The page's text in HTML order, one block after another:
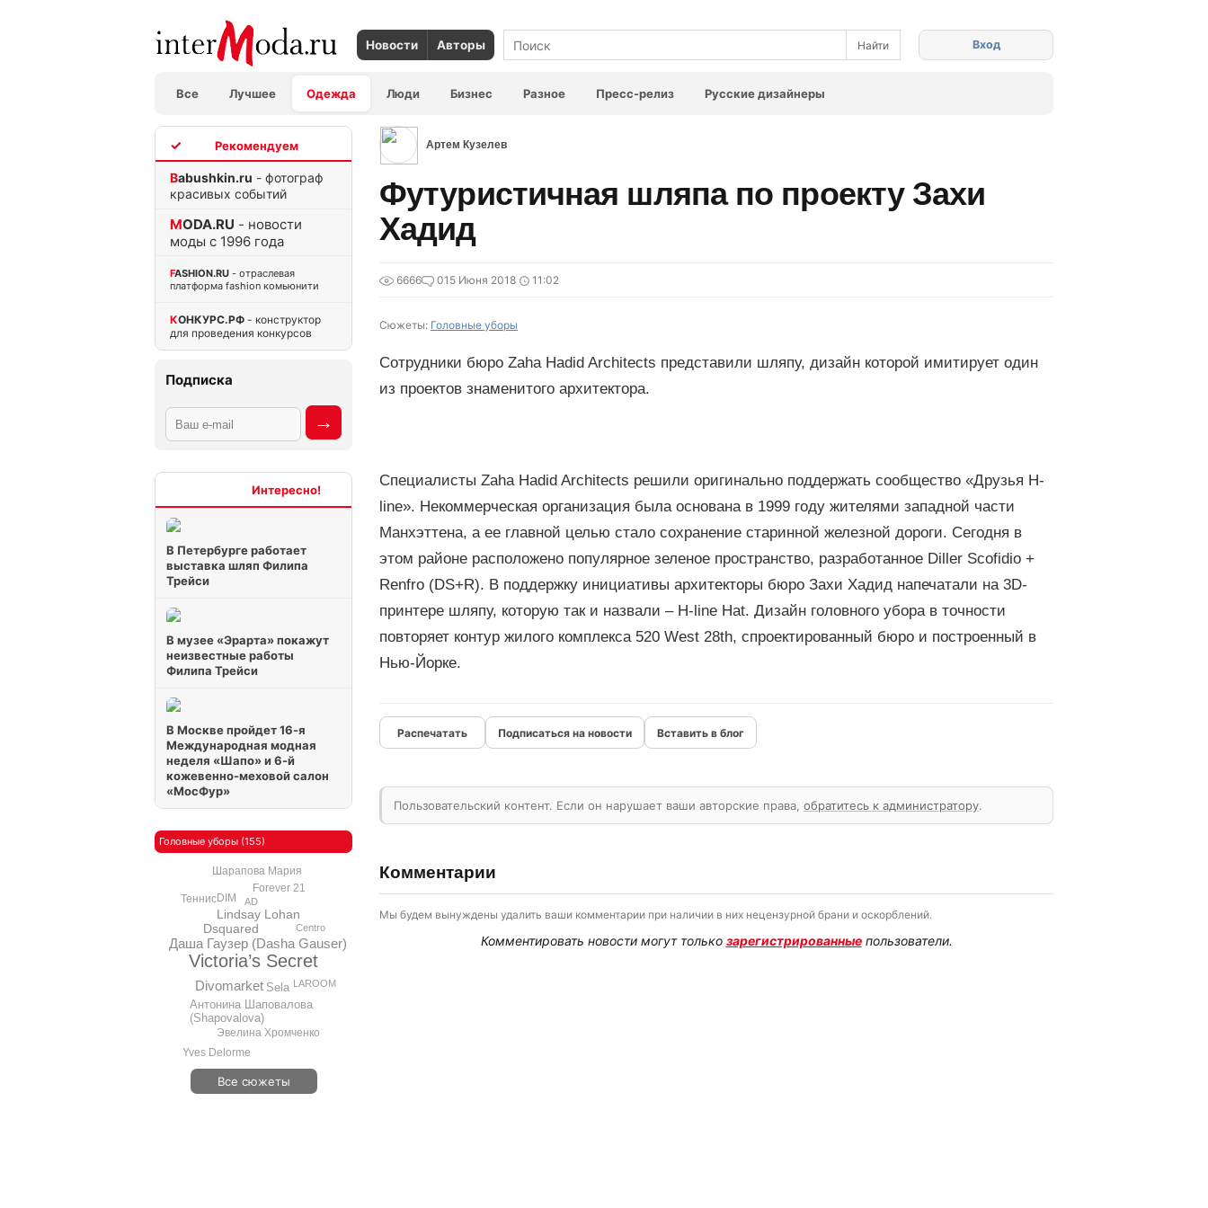
Новости Авторы
Все Лучшее Одежда Люди Бизнес Разное Пресс-релиз Русские дизайнеры
Вход
Babushkin.ru - фотограф
красивых событий
MODA.RU - новости
моды с 1996 года
FASHION.RU - отраслевая
платформа fashion комьюнити
КОНКУРС.РФ - конструктор
для проведения конкурсов
Подписка
В Петербурге работает
выставка шляп Филипа
Трейси
В музее «Эрарта» покажут
неизвестные работы
Филипа Трейси
В Москве пройдет 16-я
Международная модная
неделя «Шапо» и 6-й
кожевенно-меховой салон
«МосФур»
Головные уборы (155)
Victoria’s Secret
Даша Гаузер (Dasha Gauser)
Divomarket
Dsquared
Lindsay Lohan
Sela
Антонина Шаповалова
(Shapovalova)
DIM
Forever 21
Эвелина Хромченко
Шарапова Мария
Теннис
Yves Delorme
AD
Centro
LAROOM
Все сюжеты
Артем Кузелев
Футуристичная шляпа по проекту Захи
Хадид
6666 015 Июня 2018 11:02
Сюжеты: Головные уборы
Сотрудники бюро Zaha Нadid Architects представили шляпу, дизайн которой имитирует один
из проектов знаменитого архитектора.
Специалисты Zaha Нadid Architects решили оригинально поддержать сообщество «Друзья H-
line». Некоммерческая организация была основана в 1999 году жителями западной части
Манхэттена, а ее главной целью стало сохранение старинной железной дороги. Сегодня в
этом районе расположено популярное зеленое пространство, разработанное Diller Scofidio +
Renfro (DS+R). В поддержку инициативы архитекторы бюро Захи Хадид напечатали на 3D-
принтере шляпу, которую так и назвали – H-line Hat. Дизайн головного убора в точности
повторяет контур жилого комплекса 520 West 28th, спроектированный бюро и построенный в
Нью-Йорке.
Подписаться на новости Вставить в блог
Пользовательский контент. Если он нарушает ваши авторские права, обратитесь к администратору.
Комментарии
Мы будем вынуждены удалить ваши комментарии при наличии в них нецензурной брани и оскорблений.
Комментировать новости могут только зарегистрированныепользователи.